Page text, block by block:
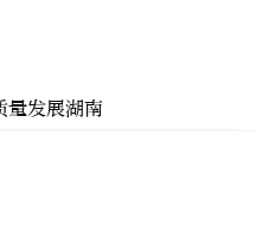
量发展湖南